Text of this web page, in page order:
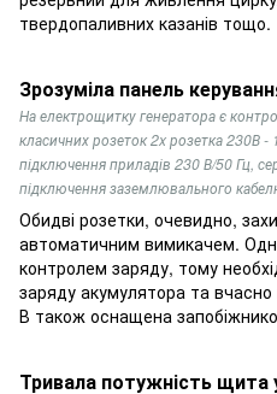
твердопаливних казанів тощо.
Зрозуміла панель
На електрощитку генератора є
класичних розеток 2x розетка 230В
підключення приладів 230 В/50 Гц,
підключення заземлювального
Обидві розетки, очевидно,
автоматичним вимикачем.
контролем заряду, тому
заряду акумулятора та
В також оснащена
Тривала потужність щита